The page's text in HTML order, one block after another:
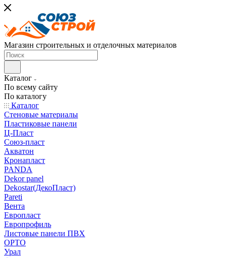
Магазин строительных и отделочных материалов
Каталог
По всему сайту
По каталогу
Каталог
Стеновые материалы
Пластиковые панели
Ц-Пласт
Союз-пласт
Акватон
Кронапласт
PANDA
Dekor panel
Dekostar(ДекоПласт)
Pareti
Вента
Европласт
Европрофиль
Листовые панели ПВХ
ОРТО
Урал